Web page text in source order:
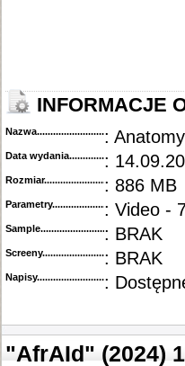
INFORMACJE
Nazwa.............................................
:
Data wydania......................................
:
Rozmiar...........................................
: 886 MB
Parametry.........................................
: Video -
Sample............................................
: BRAK
Screeny...........................................
: BRAK
Napisy............................................
:
"AfrAId" (2024)